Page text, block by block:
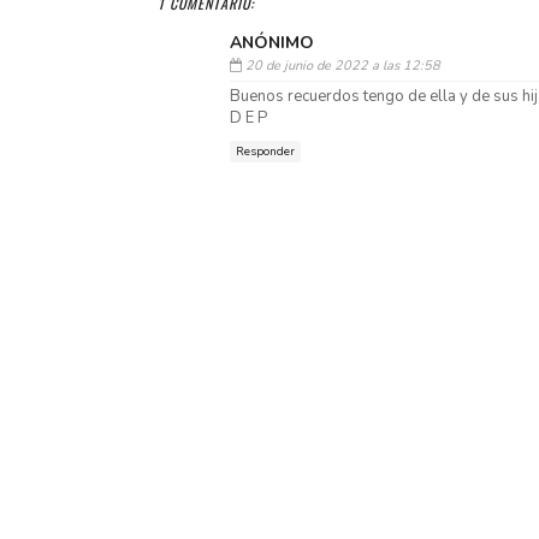
ANÓNIMO
20 de junio de 2022 a las 12:58
Buenos recuerdos tengo de ella y de sus
D E P
Responder